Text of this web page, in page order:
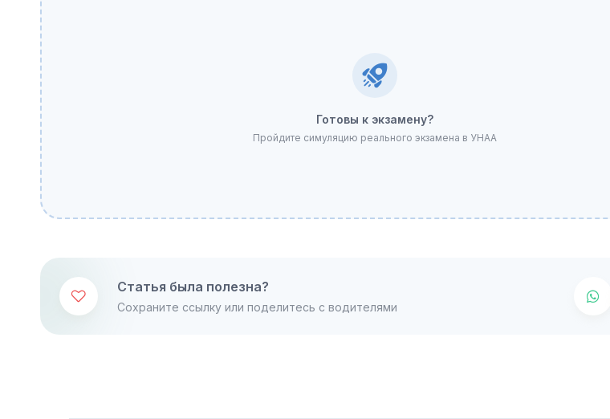
Готовы к экзамену?
Пройдите симуляцию реального экзамена в УНАА
Статья была полезна?
Сохраните ссылку или поделитесь с водителями